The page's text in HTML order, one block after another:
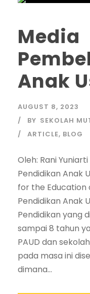
Media
Anak
AUGUST 8, 2023
BY SEKOLAH
ARTICLE, BLOG
Oleh: Rani
Pendidikan Anak
for the Education
Pendidikan Anak
Pendidikan yang
sampai 8 tahun
PAUD dan
pada masa ini
dimana...